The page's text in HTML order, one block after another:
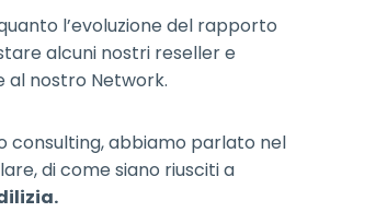
l’evoluzione del rapporto
alcuni nostri reseller e
nostro Network.
consulting, abbiamo parlato nel
di come siano riusciti a